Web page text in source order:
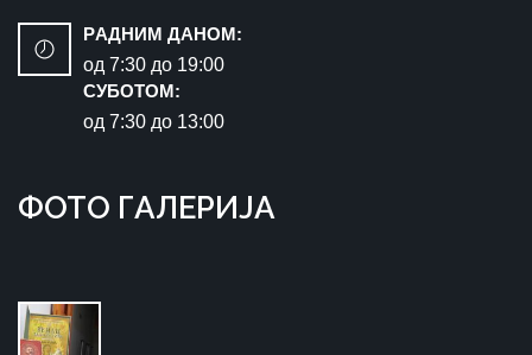
РAДНИМ ДАНОМ:
oд 7:30 до 19:00
СУБОТОМ:
oд 7:30 до 13:00
ФOTO ГAЛЕРИЈA